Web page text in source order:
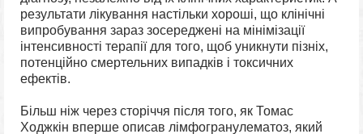
результати лікування настільки хороші, що клінічні
випробування зараз зосереджені на мінімізації
інтенсивності терапії для того, щоб уникнути пізніх,
потенційно смертельних випадків і токсичних
ефектів.
Більш ніж через сторіччя після того, як Томас
Ходжкін вперше описав лімфогранулематоз, який